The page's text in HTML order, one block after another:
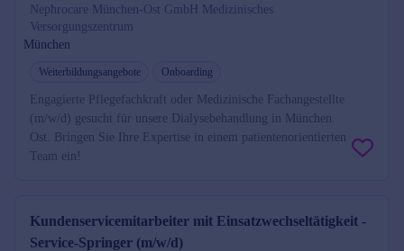
Nephrocare München-Ost GmbH Medizinisches
Versorgungszentrum
München
Weiterbildungsangebote Onboarding
Engagierte Pflegefachkraft oder Medizinische Fachangestellte
(m/w/d) gesucht für unsere Dialysebehandlung in München
Ost. Bringen Sie Ihre Expertise in einem patientenorientierten
Team ein!
Kundenservicemitarbeiter mit Einsatzwechseltätigkeit -
Service-Springer (m/w/d)